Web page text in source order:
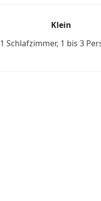
Klein
1 Schlafzimmer, 1 bis 3